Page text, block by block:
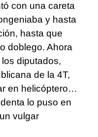
con una careta
y hasta
hasta que
doblego. Ahora
diputados,
de la 4T,
en helicóptero…
lo puso en
vulgar